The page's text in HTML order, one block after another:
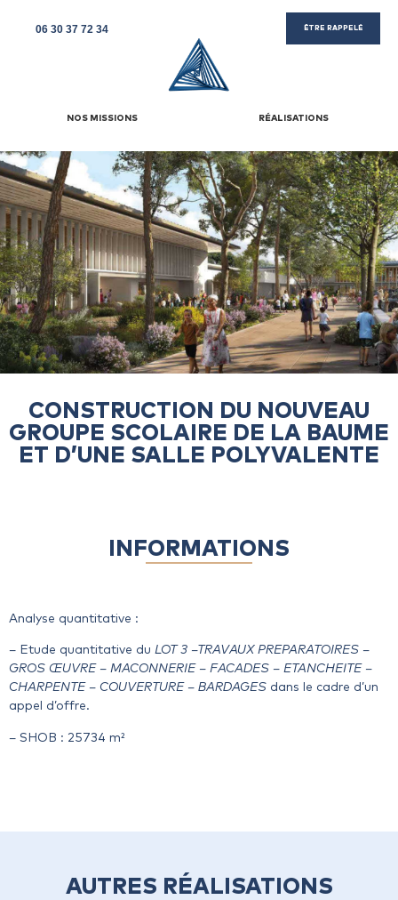
NOS MISSIONS RÉALISATIONS
06 30 37 72 34 ÊTRE RAPPELÉ
CONSTRUCTION DU NOUVEAU
GROUPE SCOLAIRE DE LA BAUME
ET D’UNE SALLE POLYVALENTE
INFORMATIONS
Analyse quantitative :
– Etude quantitative du LOT 3 –TRAVAUX PREPARATOIRES –
GROS ŒUVRE – MACONNERIE – FACADES – ETANCHEITE –
CHARPENTE – COUVERTURE – BARDAGES dans le cadre d’un
appel d’offre.
– SHOB : 25734 m²
AUTRES RÉALISATIONS